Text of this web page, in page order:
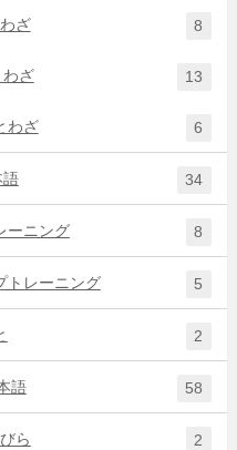
ざ 8
ざ 13
わざ 6
語 34
ーニング 8
トレーニング 5
2
語 58
ら 2